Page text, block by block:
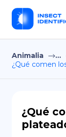
Animalia ...
¿Qué comen
¿Qué